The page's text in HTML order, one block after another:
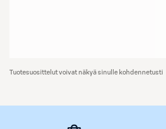
Tuotesuosittelut voivat näkyä sinulle kohdennetusti